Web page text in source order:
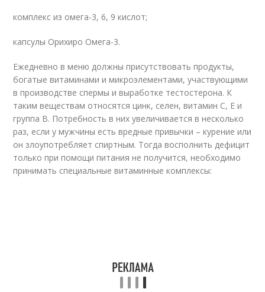
комплекс из омега-3, 6, 9 кислот;
капсулы Орихиро Омега-3.
Ежедневно в меню должны присутствовать продукты,
богатые витаминами и микроэлементами, участвующими
в производстве спермы и выработке тестостерона. К
таким веществам относятся цинк, селен, витамин С, Е и
группа В. Потребность в них увеличивается в несколько
раз, если у мужчины есть вредные привычки – курение или
он злоупотребляет спиртным. Тогда восполнить дефицит
только при помощи питания не получится, необходимо
принимать специальные витаминные комплексы: